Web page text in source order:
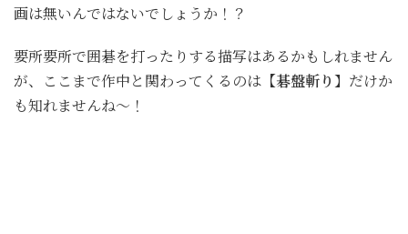
画は無いんではないでしょうか！？
要所要所で囲碁を打ったりする描写はあるかもしれません
が、ここまで作中と関わってくるのは 【碁盤斬り】だけか
も知れませんね〜！